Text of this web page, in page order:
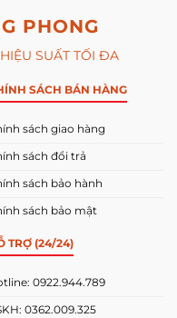
PHONG
SUẤT TỐI ĐA
SÁCH BÁN HÀNG
sách giao hàng
sách đổi trả
sách bảo hành
sách bảo mật
TRỢ (24/24)
0922.944.789
0362.009.325